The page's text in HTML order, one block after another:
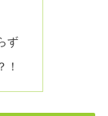
ず
！